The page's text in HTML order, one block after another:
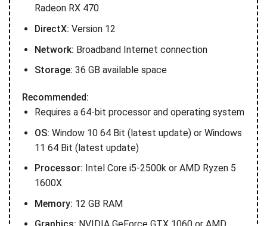
Radeon RX 470
DirectX: Version 12
Network: Broadband Internet connection
Storage: 36 GB available space
Recommended:
Requires a 64-bit processor and operating system
OS: Window 10 64 Bit (latest update) or Windows
11 64 Bit (latest update)
Processor: Intel Core i5-2500k or AMD Ryzen 5
1600X
Memory: 12 GB RAM